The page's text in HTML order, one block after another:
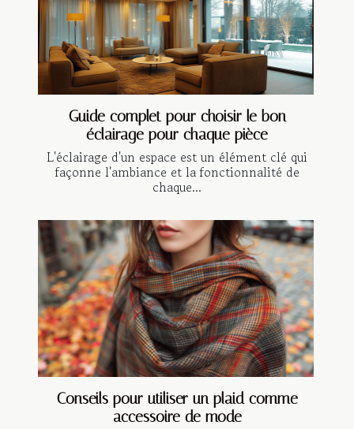
Guide complet pour choisir le bon
éclairage pour chaque pièce
L'éclairage d'un espace est un élément clé qui
façonne l'ambiance et la fonctionnalité de
chaque...
Conseils pour utiliser un plaid comme
accessoire de mode